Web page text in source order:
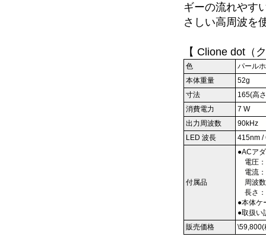
ギーの流れやす
さしい高周波を
【 Clione dot（
色
パール
本体重量
52g
寸法
165(高
消費電力
7 W
出力周波数
90kHz
LED 波長
415nm /
付属品
●ACア
電圧：
電流
周波数
長さ
●本体ケ
●取扱い
販売価格
\59,800(